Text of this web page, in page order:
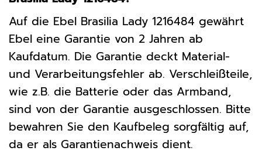
Auf die Ebel Brasilia Lady 1216484 gewährt
Ebel eine Garantie von 2 Jahren ab
Kaufdatum. Die Garantie deckt Material-
und Verarbeitungsfehler ab. Verschleißteile,
wie z.B. die Batterie oder das Armband,
sind von der Garantie ausgeschlossen. Bitte
bewahren Sie den Kaufbeleg sorgfältig auf,
da er als Garantienachweis dient.